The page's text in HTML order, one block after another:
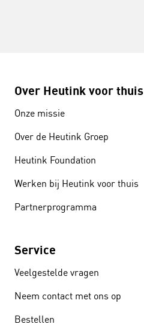
Over Heutink voor thuis
Onze missie
Over de Heutink Groep
Heutink Foundation
Werken bij Heutink voor thuis
Partnerprogramma
Service
Veelgestelde vragen
Neem contact met ons op
Bestellen